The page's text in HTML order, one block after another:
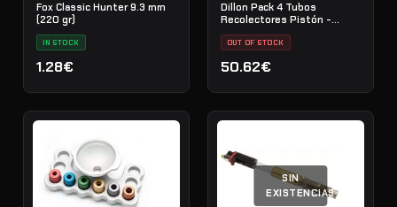
Fox Classic Hunter 9.3 mm
(220 gr)
IN STOCK
1.28€
Dillon Pack 4 Tubos
Recolectores Pistón -
Pistón Pequeño
OUT OF STOCK
50.62€
SIN
EXISTENCIAS